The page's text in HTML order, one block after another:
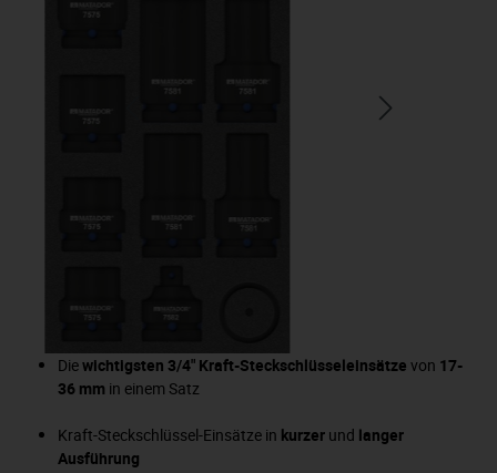
Diewichtigsten 3/4" Kraft-Steckschlüsseleinsätze von 17-
36 mm in einem Satz
Kraft-Steckschlüssel-Einsätze in kurzer und langer
Ausführung